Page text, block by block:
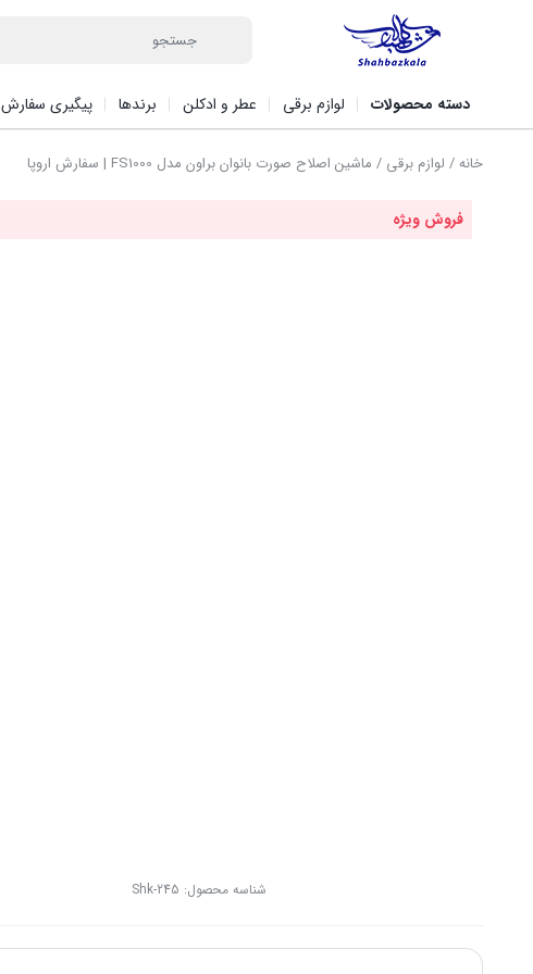
دسته محصولات لوازم برقی عطر و ادکلن برندها پیگیری سفارش
خانه/ لوازم برقی / ماشین اصلاح صورت بانوان براون مدل FS1000 | سفارش اروپا
فروش ویژه
شناسه محصول: Shk-245